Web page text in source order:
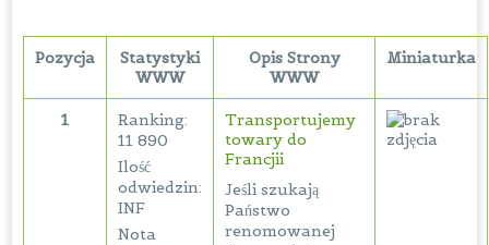
Pozycja
Statystyki
WWW
Opis Strony
WWW
Miniaturka
1
Ranking:
11 890
Ilość
odwiedzin:
INF
Nota
Transportujemy
towary do
Francjii
Jeśli szukają
Państwo
renomowanej